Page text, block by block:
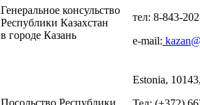
Генеральное консульство
Республики Казахстан
в городе Казань
тeл: 8-843-
е-mail:
Посольство Республики
Estonia,